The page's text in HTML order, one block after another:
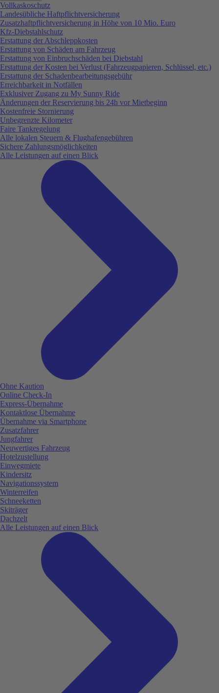
Vollkaskoschutz
Landesübliche Haftpflichtversicherung
Zusatzhaftpflichtversicherung in Höhe von 10 Mio. Euro
Kfz-Diebstahlschutz
Erstattung der Abschleppkosten
Erstattung von Schäden am Fahrzeug
Erstattung von Einbruchschäden bei Diebstahl
Erstattung der Kosten bei Verlust (Fahrzeugpapieren, Schlüssel, etc.)
Erstattung der Schadenbearbeitungsgebühr
Erreichbarkeit in Notfällen
Exklusiver Zugang zu My Sunny Ride
Änderungen der Reservierung bis 24h vor Mietbeginn
Kostenfreie Stornierung
Unbegrenzte Kilometer
Faire Tankregelung
Alle lokalen Steuern & Flughafengebühren
Sichere Zahlungsmöglichkeiten
Alle Leistungen auf einen Blick
Ohne Kaution
Online Check-In
Express-Übernahme
Kontaktlose Übernahme
Übernahme via Smartphone
Zusatzfahrer
Jungfahrer
Neuwertiges Fahrzeug
Hotelzustellung
Einwegmiete
Kindersitz
Navigationssystem
Winterreifen
Schneeketten
Skiträger
Dachzelt
Alle Leistungen auf einen Blick